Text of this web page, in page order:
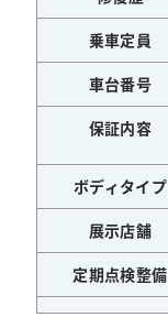
乗車定員
車台番号
保証内容
ボディタイプ
展示店舗
定期点検整備